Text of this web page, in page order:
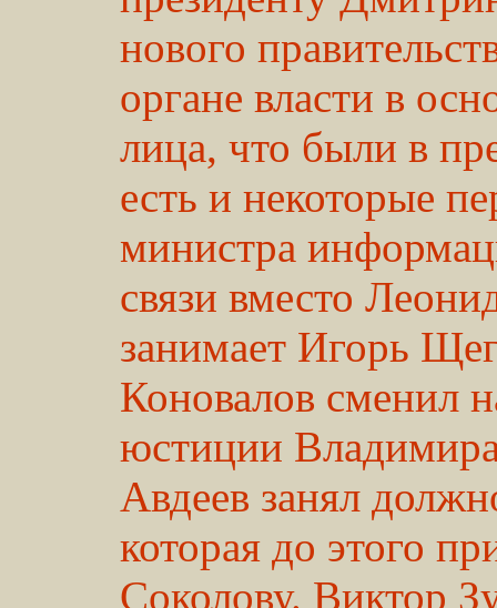
нового
органе власти в
лица, что были в
есть и некоторые
министра
связи вместо
занимает Игорь
Коновалов сменил
юстиции
Авдеев занял
которая до этого
Соколову. Виктор